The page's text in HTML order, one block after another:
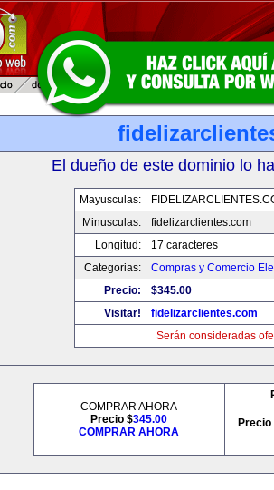
El dueño de este dominio lo
Mayusculas:
Minusculas:
fidelizarclientes.com
Longitud:
17 caracteres
Categorias:
Compras y Comercio
Precio:
$345.00
Visitar!
fidelizarclientes.com
Serán consideradas
COMPRAR AHORA
Precio $345.00
COMPRAR AHORA